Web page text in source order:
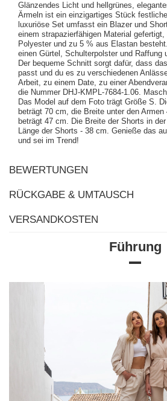
Glänzendes Licht und hellgrünes,
Ärmeln ist ein einzigartiges Stück
luxuriöse Set umfasst ein Blazer und
einem strapazierfähigen Material
Polyester und zu 5 % aus Elastan
einen Gürtel, Schulterpolster und Raffung
Der bequeme Schnitt sorgt dafür, dass
passt und du es zu verschiedenen
Arbeit, zu einem Date, zu einer
die Nummer DHJ-KMPL-7684-1.06.
Das Model auf dem Foto trägt Größe S.
beträgt 70 cm, die Breite unter den
beträgt 47 cm. Die Breite der Shorts in
Länge der Shorts - 38 cm. Genieße das
und sei im Trend!
BEWERTUNGEN
RÜCKGABE & UMTAUSCH
VERSANDKOSTEN
Führung